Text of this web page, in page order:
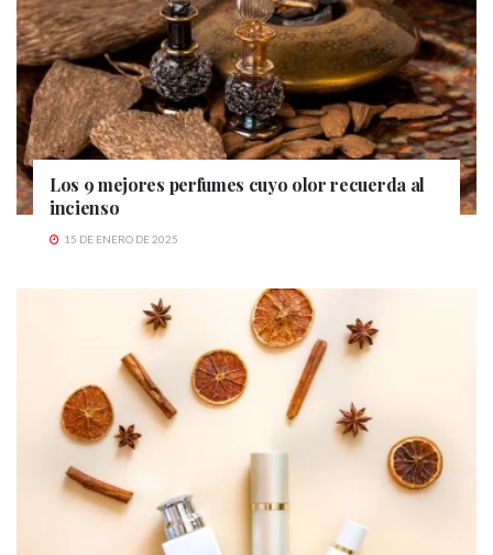
Los 9 mejores perfumes cuyo olor recuerda al
incienso
15 DE ENERO DE 2025